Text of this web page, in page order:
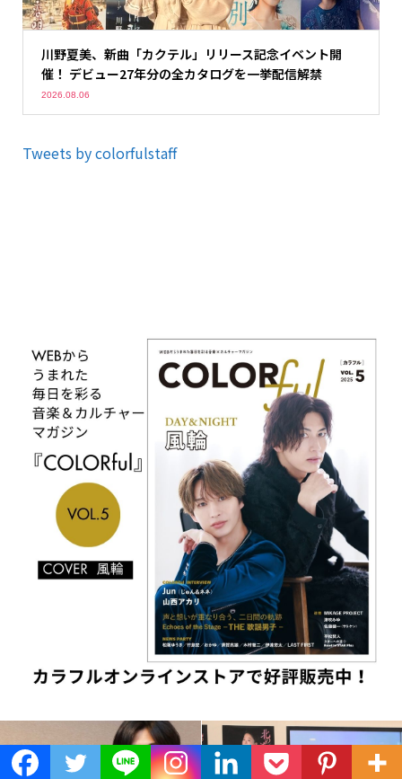
川野夏美、新曲「カクテル」リリース記念イベント開
催！ デビュー27年分の全カタログを一挙配信解禁
2026.08.06
Tweets by colorfulstaff